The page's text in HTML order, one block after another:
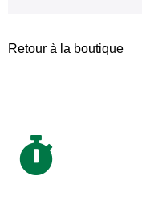
Retour à la boutique